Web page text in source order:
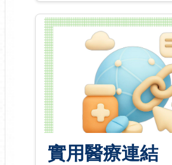
實用醫療連結